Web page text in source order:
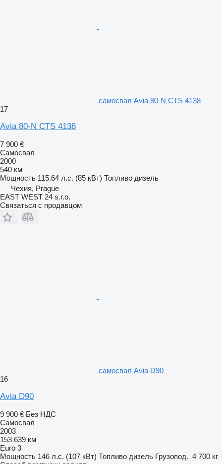
самосвал Avia 80-N CTS 4138
17
Avia 80-N CTS 4138
7 900 €
Самосвал
2000
540 км
Мощность 115.64 л.с. (85 кВт) Топливо дизель
Чехия, Prague
EAST WEST 24 s.r.o.
Связаться с продавцом
самосвал Avia D90
16
Avia D90
9 900 € Без НДС
Самосвал
2003
153 639 км
Euro 3
Мощность 146 л.с. (107 кВт) Топливо дизель Грузопод. 4 700 кг